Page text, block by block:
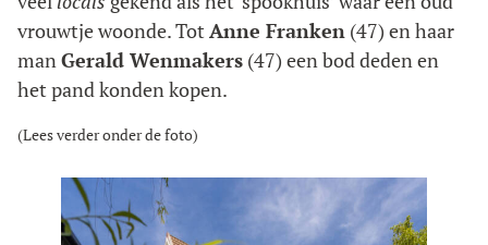
vrouwtje woonde. Tot Anne Franken (47) en haar
manGerald Wenmakers (47) een bod deden en
het pand konden kopen.
(Lees verder onder de foto)